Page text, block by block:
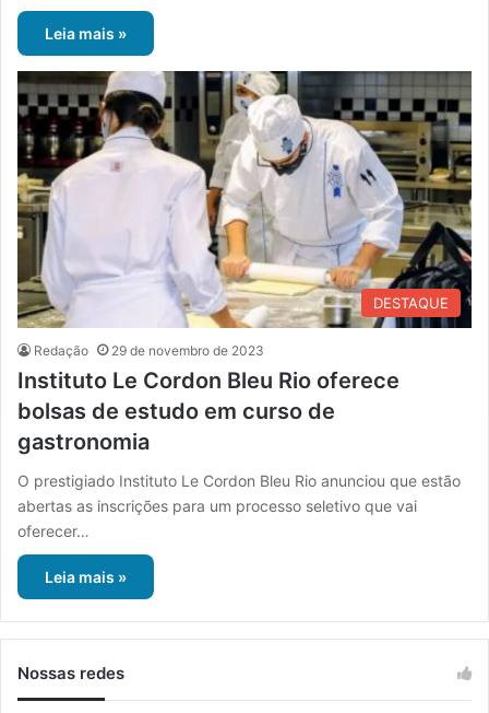
Leia mais »
DESTAQUE
Redação 29 de novembro de 2023
Instituto Le Cordon Bleu Rio oferece
bolsas de estudo em curso de
gastronomia
O prestigiado Instituto Le Cordon Bleu Rio anunciou que estão
abertas as inscrições para um processo seletivo que vai
oferecer…
Leia mais »
Nossas redes